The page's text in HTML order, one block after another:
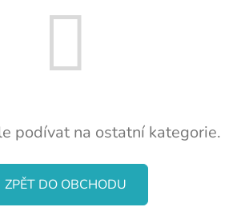
podívat na ostatní kategorie.
ZPĚT DO OBCHODU